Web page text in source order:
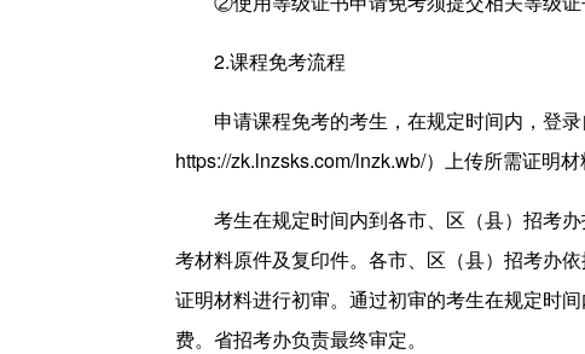
2.课程免考流程
申请课程免考的考生，在规定时间内，登
https://zk.lnzsks.com/lnzk.wb/）上传所需证明材
考生在规定时间内到各市、区（县）招考
考材料原件及复印件。各市、区（县）招考办
证明材料进行初审。通过初审的考生在规定时
费。省招考办负责最终审定。